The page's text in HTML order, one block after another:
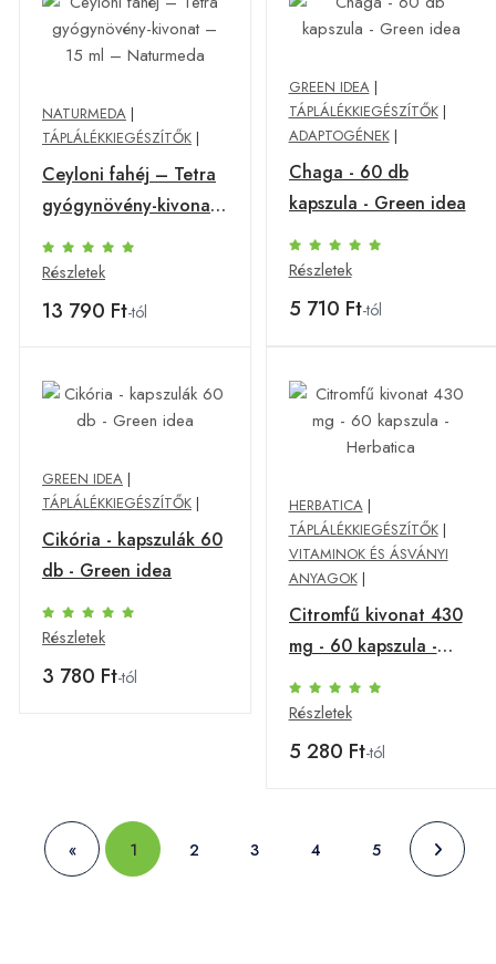
NATURMEDA |
TÁPLÁLÉKKIEGÉSZÍTŐK |
Ceyloni fahéj – Tetra
gyógynövény-kivonat
– 15 ml – Naturmeda
Részletek
13 790 Ft-tól
GREEN IDEA|
TÁPLÁLÉKKIEGÉSZÍTŐK|
ADAPTOGÉNEK|
Chaga - 60 db
kapszula - Green idea
Részletek
5 710 Ft-tól
GREEN IDEA |
TÁPLÁLÉKKIEGÉSZÍTŐK |
Cikória - kapszulák 60
db - Green idea
Részletek
3 780 Ft-tól
HERBATICA|
TÁPLÁLÉKKIEGÉSZÍTŐK|
VITAMINOK ÉS ÁSVÁNYI
ANYAGOK|
Citromfű kivonat 430
mg - 60 kapszula -
Herbatica
Részletek
5 280 Ft-tól
« 1 2 3 4 5